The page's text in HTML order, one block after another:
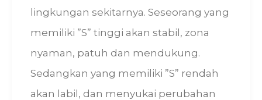
lingkungan sekitarnya. Seseorang yang
memiliki ”S” tinggi akan stabil, zona
nyaman, patuh dan mendukung.
Sedangkan yang memiliki ”S” rendah
akan labil, dan menyukai perubahan